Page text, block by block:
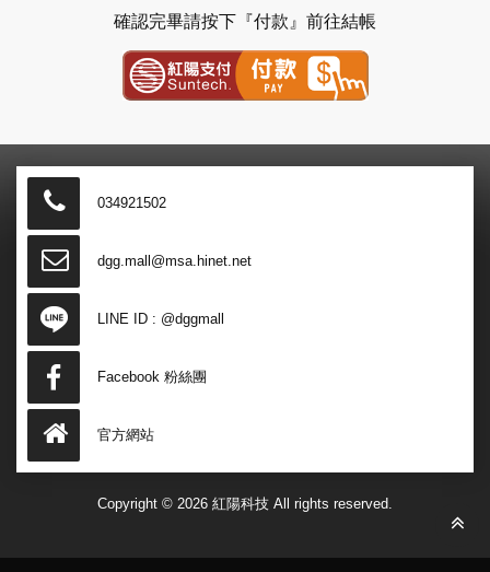
確認完畢請按下『付款』前往結帳
紅陽金流付款
034921502
dgg.mall@msa.hinet.net
LINE ID : @dggmall
Facebook 粉絲團
官方網站
Copyright © 2026 紅陽科技 All rights reserved.